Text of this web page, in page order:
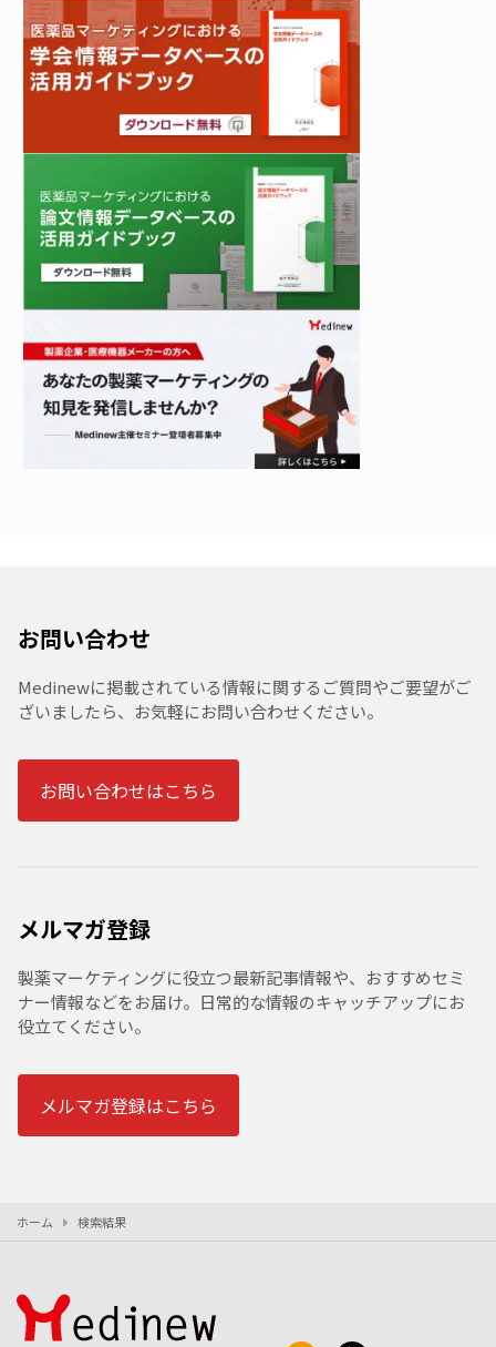
お問い合わせ
Medinewに掲載されている情報に関するご質問やご要望がご
ざいましたら、お気軽にお問い合わせください。
お問い合わせはこちら
メルマガ登録
製薬マーケティングに役立つ最新記事情報や、おすすめセミ
ナー情報などをお届け。日常的な情報のキャッチアップにお
役立てください。
メルマガ登録はこちら
ホーム 検索結果